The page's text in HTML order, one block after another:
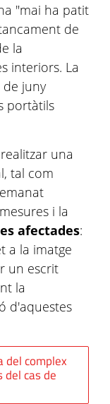
"mai ha patit
de
la
interiors. La
juny
portàtils
una
tal com
i la
afectades:
a la imatge
un escrit
la
d'aquestes
del complex
cas de